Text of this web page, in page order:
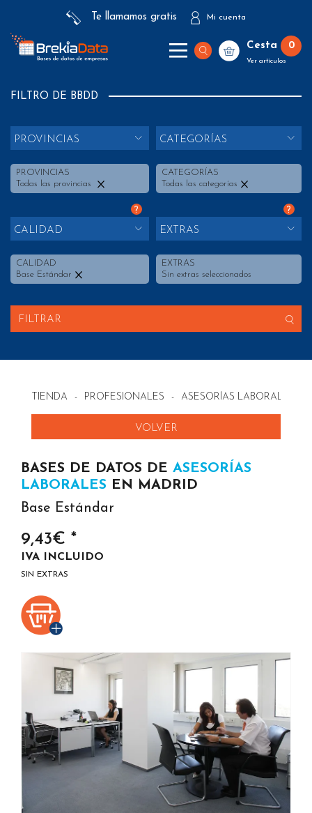
Te llamamos gratis Mi cuenta
Cesta 0
Ver artículos
FILTRO DE BBDD
PROVINCIAS
PROVINCIAS
Todas las provincias
CATEGORÍAS
CATEGORÍAS
Todas las categorías
?
CALIDAD
CALIDAD
Base Estándar
?
EXTRAS
EXTRAS
Sin extras seleccionados
FILTRAR
TIENDA - PROFESIONALES - ASESORÍAS LABORALES
VOLVER
BASES DE DATOS DE ASESORÍAS
LABORALES EN MADRID
Base Estándar
9,43€ *
IVA INCLUIDO
SIN EXTRAS